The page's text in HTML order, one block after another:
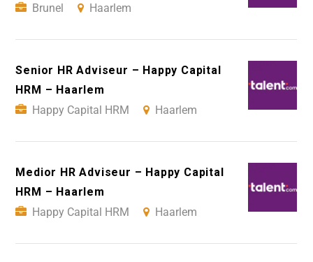
Brunel
Haarlem
Senior HR Adviseur – Happy Capital
HRM – Haarlem
Happy Capital HRM
Haarlem
Medior HR Adviseur – Happy Capital
HRM – Haarlem
Happy Capital HRM
Haarlem